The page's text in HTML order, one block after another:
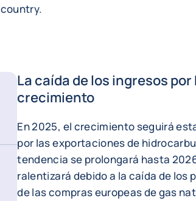
country.
La caída de los ingresos
crecimiento
En 2025, el crecimiento seguirá
por las exportaciones de
tendencia se prolongará hasta
ralentizará debido a la caída de los
de las compras europeas de gas